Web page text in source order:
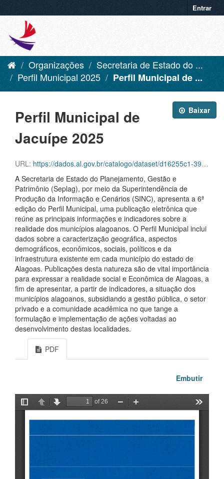
Entrar
Organizações
Secretaria de Estado do ...
Perfil Municipal 2025
Perfil Municipal de ...
Baixar
Perfil Municipal de
Jacuípe 2025
URL: https://dados.al.gov.br/catalogo/dataset/d16255c1-39f6-42aa-92c8-eca419432ebf/resource/f4a6a0fc-8a2e-45e7-b04a-bfb9f4847e16/download/jacuipe.pdf
A Secretaria de Estado do Planejamento, Gestão e
Patrimônio (Seplag), por meio da Superintendência de
Produção da Informação e Cenários (SINC), apresenta a 6ª
edição do Perfil Municipal, uma publicação eletrônica que
reúne as principais informações e indicadores sobre a
realidade dos municípios alagoanos. O Perfil Municipal inclui
dados sobre a caracterização geográfica, aspectos
demográficos, econômicos, sociais, políticos e da
infraestrutura existente em cada município do estado de
Alagoas. Publicações desta natureza são de vital importância
para expressar a realidade social e Econômica de Alagoas, a
fim de apresentar, a partir de indicadores, a situação dos
municípios alagoanos, subsidiando a gestão pública, o setor
privado e a comunidade acadêmica no que tange a
formulação e implementação de ações voltadas ao
desenvolvimento destas localidades.
PDF
Embutir